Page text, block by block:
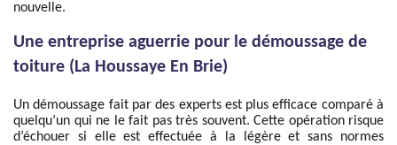
nouvelle.
Une entreprise aguerrie pour le démoussage de
toiture (La Houssaye En Brie)
Un démoussage fait par des experts est plus efficace comparé à
quelqu’un qui ne le fait pas très souvent. Cette opération risque
d’échouer si elle est effectuée à la légère et sans normes